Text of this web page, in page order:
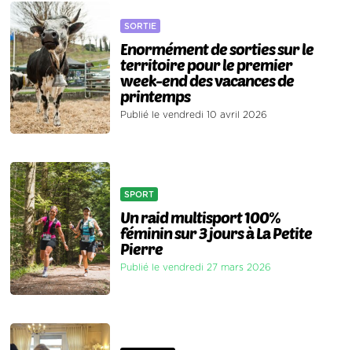
SORTIE
Enormément de sorties sur le
territoire pour le premier
week-end des vacances de
printemps
Publié le vendredi 10 avril 2026
SPORT
Un raid multisport 100%
féminin sur 3 jours à La Petite
Pierre
Publié le vendredi 27 mars 2026